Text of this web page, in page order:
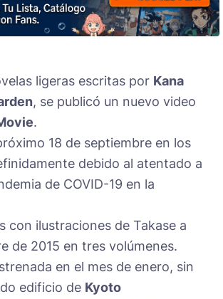
ligeras escritas por Kana
, se publicó un nuevo video
.
18 de septiembre en los
debido al atentado a
de COVID-19 en la
con ilustraciones de Takase a
de 2015 en tres volúmenes.
en el mes de enero, sin
edificio de Kyoto